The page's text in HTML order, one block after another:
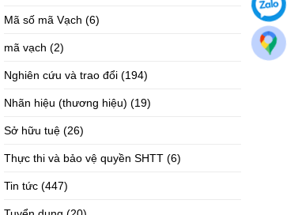
Mã số mã Vạch (6)
mã vạch (2)
Nghiên cứu và trao đổi (194)
Nhãn hiệu (thương hiệu) (19)
Sở hữu tuệ (26)
Thực thi và bảo vệ quyền SHTT (6)
Tin tức (447)